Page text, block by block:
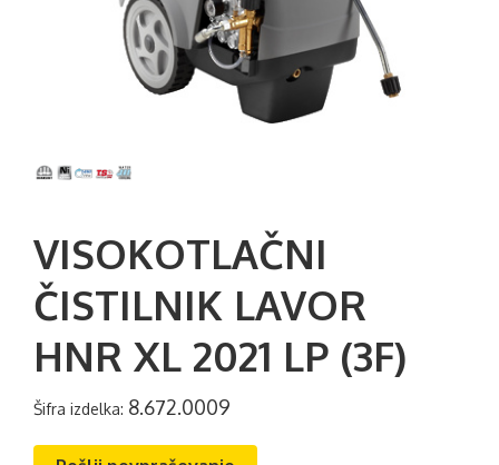
VISOKOTLAČNI
ČISTILNIK LAVOR
HNR XL 2021 LP (3F)
Šifra izdelka: 8.672.0009